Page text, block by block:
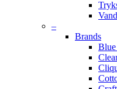
–
Brands
Blue